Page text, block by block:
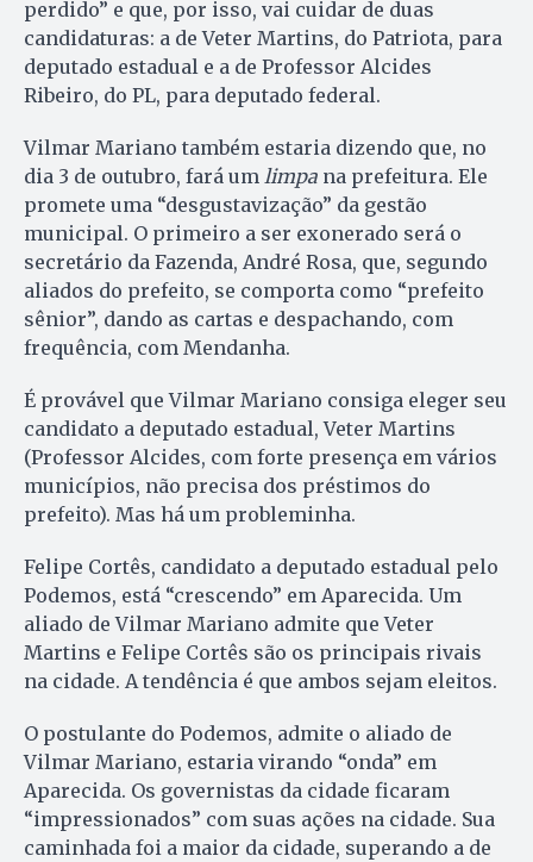
perdido” e que, por isso, vai cuidar de duas
candidaturas: a de Veter Martins, do Patriota, para
deputado estadual e a de Professor Alcides
Ribeiro, do PL, para deputado federal.
Vilmar Mariano também estaria dizendo que, no
dia 3 de outubro, fará um limpa na prefeitura. Ele
promete uma “desgustavização” da gestão
municipal. O primeiro a ser exonerado será o
secretário da Fazenda, André Rosa, que, segundo
aliados do prefeito, se comporta como “prefeito
sênior”, dando as cartas e despachando, com
frequência, com Mendanha.
É provável que Vilmar Mariano consiga eleger seu
candidato a deputado estadual, Veter Martins
(Professor Alcides, com forte presença em vários
municípios, não precisa dos préstimos do
prefeito). Mas há um probleminha.
Felipe Cortês, candidato a deputado estadual pelo
Podemos, está “crescendo” em Aparecida. Um
aliado de Vilmar Mariano admite que Veter
Martins e Felipe Cortês são os principais rivais
na cidade. A tendência é que ambos sejam eleitos.
O postulante do Podemos, admite o aliado de
Vilmar Mariano, estaria virando “onda” em
Aparecida. Os governistas da cidade ficaram
“impressionados” com suas ações na cidade. Sua
caminhada foi a maior da cidade, superando a de